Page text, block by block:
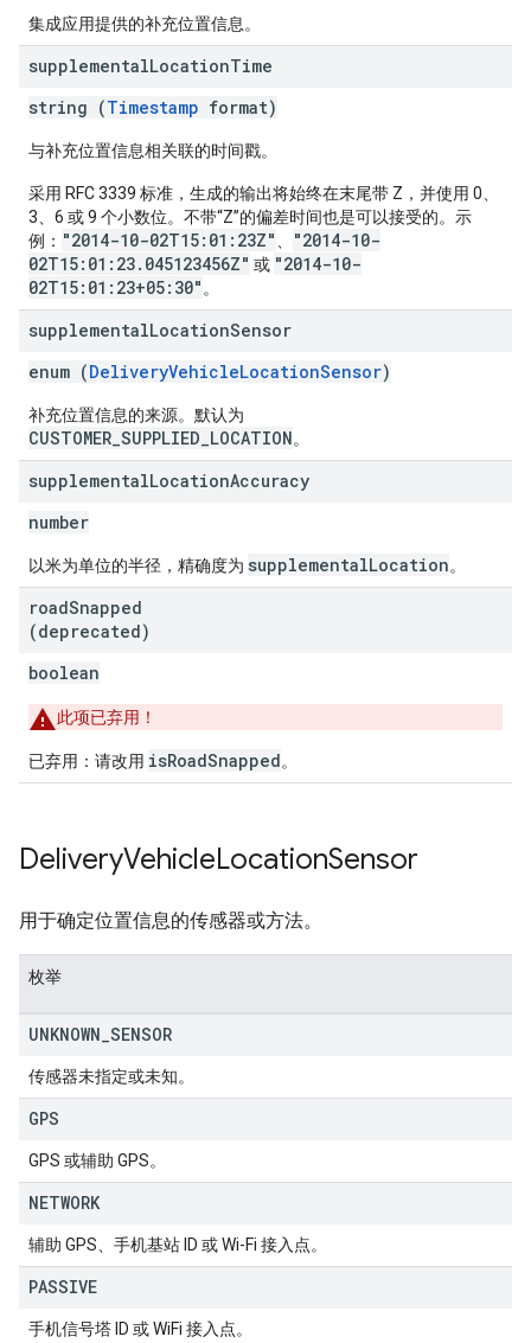
集成应用提供的补充位置信息。
supplementalLocationTime
string (Timestamp format)
与补充位置信息相关联的时间戳。
采用 RFC 3339 标准，生成的输出将始终在末尾带 Z，并使用 0、
3、6 或 9 个小数位。不带“Z”的偏差时间也是可以接受的。示
例： "2014-10-02T15:01:23Z"
"2014-10-
02T15:01:23.045123456Z" 或 "2014-10-
02T15:01:23+05:30" 。
supplementalLocationSensor
enum (DeliveryVehicleLocationSensor)
补充位置信息的来源。默认为
CUSTOMER_SUPPLIED_LOCATION。
supplementalLocationAccuracy
number
以米为单位的半径，精确度为 supplementalLocation。
roadSnapped
(deprecated)
boolean
此项已弃用！
已弃用：请改用 isRoadSnapped。
DeliveryVehicleLocationSensor
用于确定位置信息的传感器或方法。
枚举
UNKNOWN SENSOR
传感器未指定或未知。
GPS
GPS 或辅助 GPS。
NETWORK
辅助 GPS、手机基站 ID 或 Wi-Fi 接入点。
PASSIVE
手机信号塔 ID 或 WiFi 接入点。